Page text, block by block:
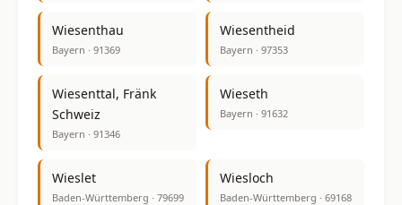
Wiesenthau
Bayern · 91369
Wiesentheid
Bayern · 97353
Wiesenttal, Fränk
Schweiz
Bayern · 91346
Wieseth
Bayern · 91632
Wieslet
Baden-Württemberg · 79699
Wiesloch
Baden-Württemberg · 69168